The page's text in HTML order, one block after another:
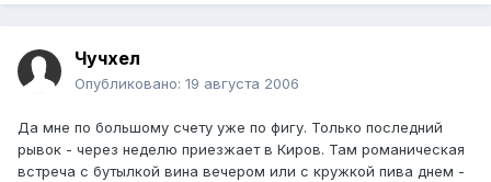
Чучхел
Опубликовано: 19 августа 2006
Да мне по большому счету уже по фигу. Только последний
рывок - через неделю приезжает в Киров. Там романическая
встреча с бутылкой вина вечером или с кружкой пива днем -